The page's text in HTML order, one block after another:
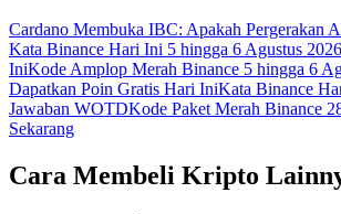
Cardano Membuka IBC: Apakah Pergerakan
Kata Binance Hari Ini 5 hingga 6 Agustus
IniKode Amplop Merah Binance 5 hingga 6
Dapatkan Poin Gratis Hari IniKata Binance
Jawaban WOTDKode Paket Merah Binance
Sekarang
Cara Membeli Kripto